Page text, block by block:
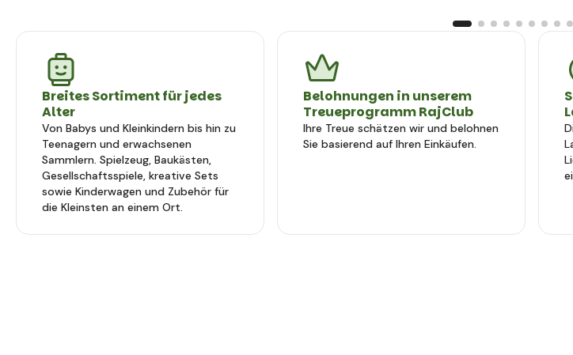
Breites Sortiment für jedes
Alter
Von Babys und Kleinkindern bis hin zu
Teenagern und erwachsenen
Sammlern. Spielzeug, Baukästen,
Gesellschaftsspiele, kreative Sets
sowie Kinderwagen und Zubehör für
die Kleinsten an einem Ort.
Belohnungen in unserem
Treueprogramm RajClub
Ihre Treue schätzen wir und belohnen
Sie basierend auf Ihren Einkäufen.